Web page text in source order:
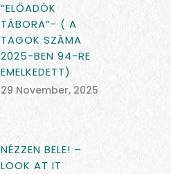
“ELŐADÓK
TÁBORA”- ( A
TAGOK SZÁMA
2025-BEN 94-RE
EMELKEDETT)
29 November, 2025
NÉZZEN BELE! –
LOOK AT IT